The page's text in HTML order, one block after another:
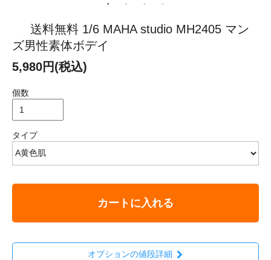
送料無料 1/6 MAHA studio MH2405 マン
ズ男性素体ボデイ
5,980円(税込)
個数
タイプ
カートに入れる
オプションの値段詳細